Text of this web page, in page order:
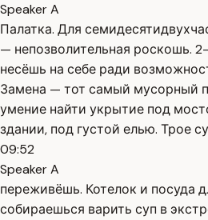
Speaker A
Палатка. Для
— непозволительная роскошь.
несёшь на себе ради
Замена — тот самый мусорный
умение найти укрытие под
здании, под густой елью. Трое
09:52
Speaker A
переживёшь. Котелок и посуда
собираешься варить суп в